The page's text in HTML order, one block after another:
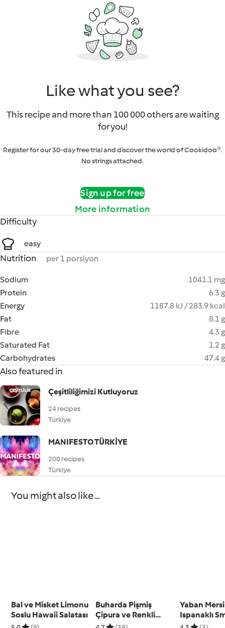
Like what you see?
This recipe and more than 100 000 others are waiting
for you!
Register for our 30-day free trial and discover the world of Cookidoo®.
No strings attached.
Sign up for free
More information
Difficulty
easy
Nutrition per 1 porsiyon
Sodium
1041.1 mg
Protein
6.3 g
Energy
1187.8 kJ / 283.9 kcal
Fat
8.1 g
Fibre
4.3 g
Saturated Fat
1.2 g
Carbohydrates
47.4 g
Also featured in
Çeşitliliğimizi Kutluyoruz
24 recipes
Türkiye
MANIFESTO TÜRKİYE
200 recipes
Türkiye
You might also like...
Bal ve Misket Limonu
Soslu Hawaii Salatası
Buharda Pişmiş
Çipura ve Renkli
Biberler
Yaban
Ispanaklı